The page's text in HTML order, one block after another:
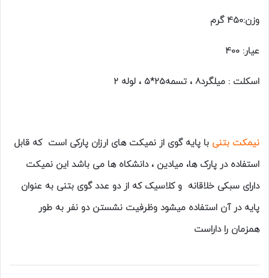
وزن:450 گرم
عیار: 400
اسکلت : میلگرد8 ، تسمه25*5 ، لوله 2
نیمکت بتنی با پایه گوی از نمیکت های ارزان پارکی است که قابل
استفاده در پارک ها، میادین ، دانشکاه ها می باشد این نمیکت
دارای سبکی خلاقانه و کلاسیک که از دو عدد گوی بتنی به عنوان
پایه در آن استفاده میشود وظرفیت نشستن دو نفر به طور
همزمان را داراست